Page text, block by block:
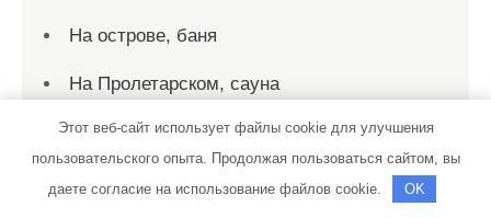
На острове, баня
На Пролетарском, сауна
Наутилус, комплекс отдыха
Этот веб-сайт использует файлы cookie для улучшения
пользовательского опыта. Продолжая пользоваться сайтом, вы
даете согласие на использование файлов cookie.
OK